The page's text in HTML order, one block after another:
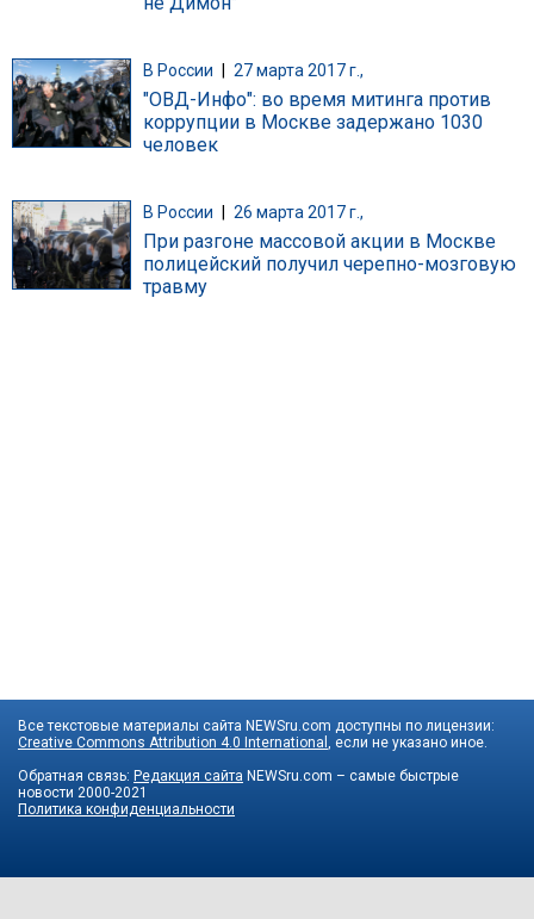
В России 27 марта 2017 г.,
"ОВД-Инфо": во время митинга против
коррупции в Москве задержано 1030
человек
В России 26 марта 2017 г.,
При разгоне массовой акции в Москве
полицейский получил черепно-мозговую
травму
Все текстовые материалы сайта NEWSru.com доступны по лицензии:
Creative Commons Attribution 4.0 International , если не указано иное.
Обратная связь: Редакция сайта NEWSru.com – самые быстрые
новости 2000-2021
Политика конфиденциальности